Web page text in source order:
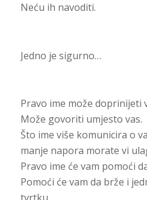
Neću ih navoditi.
Jedno je sigurno…
Pravo ime može doprinijeti
Može govoriti umjesto vas.
Što ime više komunicira o
manje napora morate vi
Pravo ime će vam pomoći
Pomoći će vam da brže i